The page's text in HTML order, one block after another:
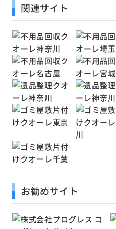
関連サイト
お勧めサイト